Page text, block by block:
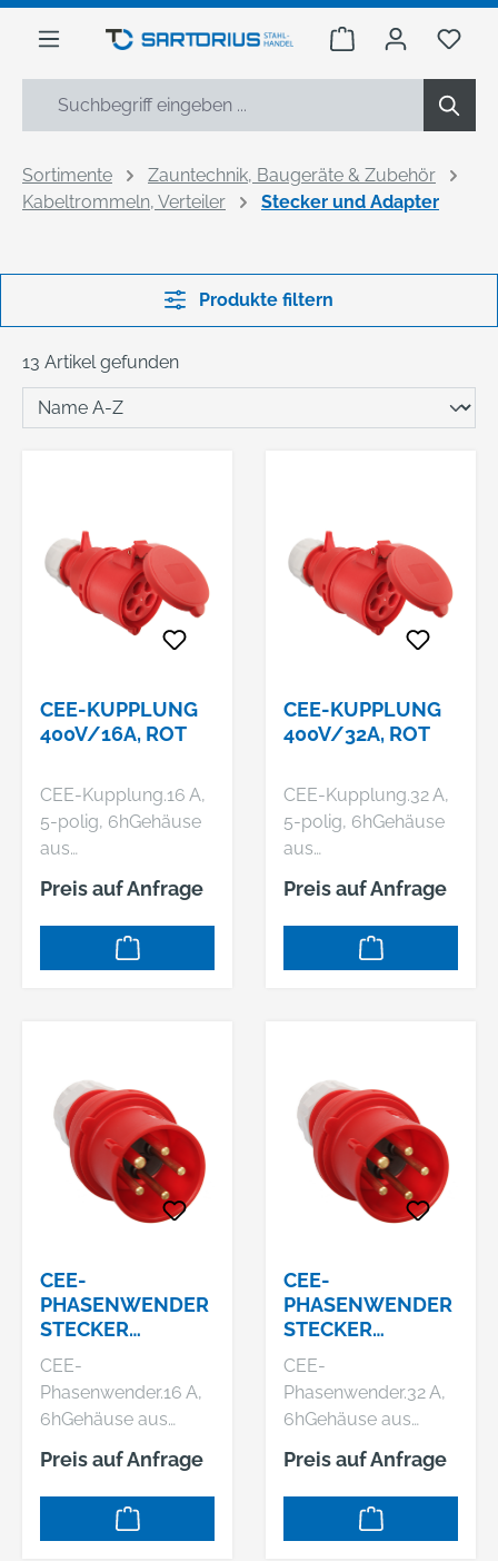
springen
Warenkorb Du
Sortimente
Zauntechnik, Baugeräte & Zubehör
Kabeltrommeln, Verteiler
Stecker und Adapter
Produkte filtern
13 Artikel gefunden
CEE-KUPPLUNG
400V/16A, ROT
CEE-Kupplung.16 A,
5-polig, 6hGehäuse
aus
Polyamid.Schlagfest,
spritzwassergeschüt
zt.Mit
Schraubanschlüssen
geeignet für
Gewerbe /
BaustelleTechnische
Daten: 400 V
Preis auf Anfrage
CEE-KUPPLUNG
400V/32A, ROT
CEE-Kupplung.32 A,
5-polig, 6hGehäuse
aus
Polyamid.Schlagfest,
spritzwassergeschüt
zt.Mit
Schraubanschlüssen
geeignet für
Gewerbe /
BaustelleTechnische
Daten: 400 V
Preis auf Anfrage
CEE-
PHASENWENDER
STECKER
400V/16A, ROT
CEE-
Phasenwender.16 A,
6hGehäuse aus
Polyamid.Schlagfest,
spritzwassergeschüt
zt.Mit
Schraubanschlüssen
Preis auf Anfrage
CEE-
PHASENWENDER
STECKER
400V/32A, ROT
CEE-
Phasenwender.32 A,
6hGehäuse aus
Polyamid.Schlagfest,
spritzwassergeschüt
zt.Mit
Schraubanschlüssen
Preis auf Anfrage